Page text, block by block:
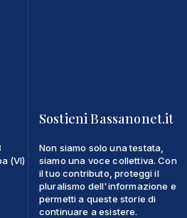
(VI)
Sostieni Bassanonet.it
Non siamo solo una testata,
siamo una voce collettiva. Con
il tuo contributo, proteggi il
pluralismo dell'informazione e
permetti a queste storie di
continuare a esistere.